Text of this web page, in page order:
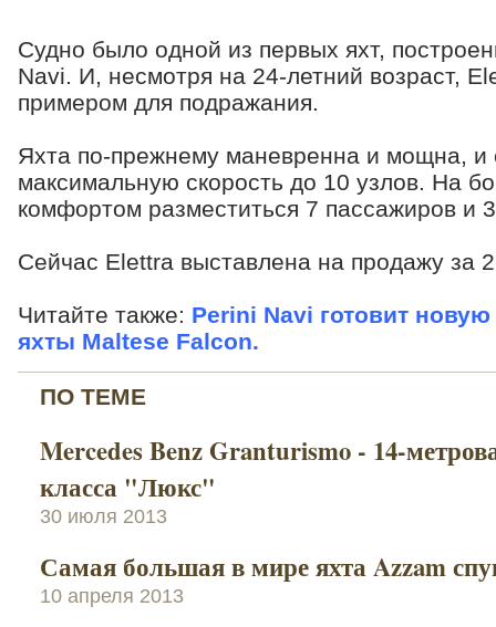
Судно было одной из первых яхт,
Navi. И, несмотря на 24-летний возраст,
примером для подражания.
Яхта по-прежнему маневренна и мощна, и
максимальную скорость до 10 узлов. На
комфортом разместиться 7 пассажиров и
Сейчас Elettra выставлена на продажу за
Читайте также: Perini Navi готовит
яхты Maltese Falcon.
ПО ТЕМЕ
Mercedes Benz Granturismo - 14-
класса "Люкс"
30 июля 2013
Самая большая в мире яхта Azzam
10 апреля 2013